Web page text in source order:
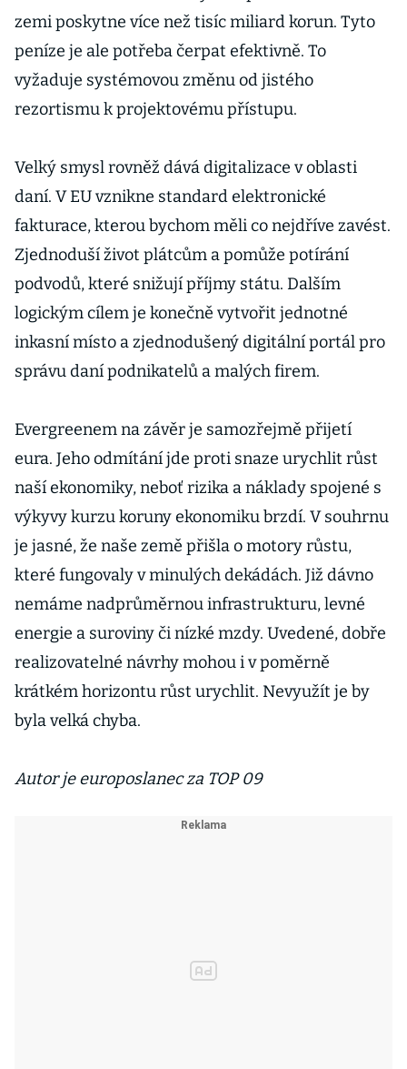
zemi poskytne více než tisíc miliard korun. Tyto
peníze je ale potřeba čerpat efektivně. To
vyžaduje systémovou změnu od jistého
rezortismu k projektovému přístupu.
Velký smysl rovněž dává digitalizace v oblasti
daní. V EU vznikne standard elektronické
fakturace, kterou bychom měli co nejdříve zavést.
Zjednoduší život plátcům a pomůže potírání
podvodů, které snižují příjmy státu. Dalším
logickým cílem je konečně vytvořit jednotné
inkasní místo a zjednodušený digitální portál pro
správu daní podnikatelů a malých firem.
Evergreenem na závěr je samozřejmě přijetí
eura. Jeho odmítání jde proti snaze urychlit růst
naší ekonomiky, neboť rizika a náklady spojené s
výkyvy kurzu koruny ekonomiku brzdí. V souhrnu
je jasné, že naše země přišla o motory růstu,
které fungovaly v minulých dekádách. Již dávno
nemáme nadprůměrnou infrastrukturu, levné
energie a suroviny či nízké mzdy. Uvedené, dobře
realizovatelné návrhy mohou i v poměrně
krátkém horizontu růst urychlit. Nevyužít je by
byla velká chyba.
Autor je europoslanec za TOP 09